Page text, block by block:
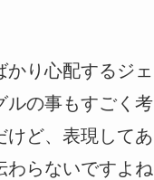
かり心配するジェ
ルの事もすごく
けど、表現して
わらないですよ